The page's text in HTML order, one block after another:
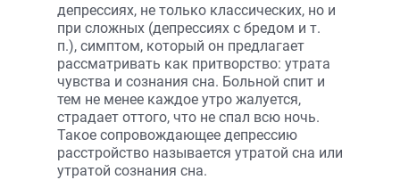
депрессиях, не только классических, но и
при сложных (депрессиях с бредом и т.
п.), симптом, который он предлагает
рассматривать как притворство: утрата
чувства и сознания сна. Больной спит и
тем не менее каждое утро жалуется,
страдает оттого, что не спал всю ночь.
Такое сопровождающее депрессию
расстройство называется утратой сна или
утратой сознания сна.